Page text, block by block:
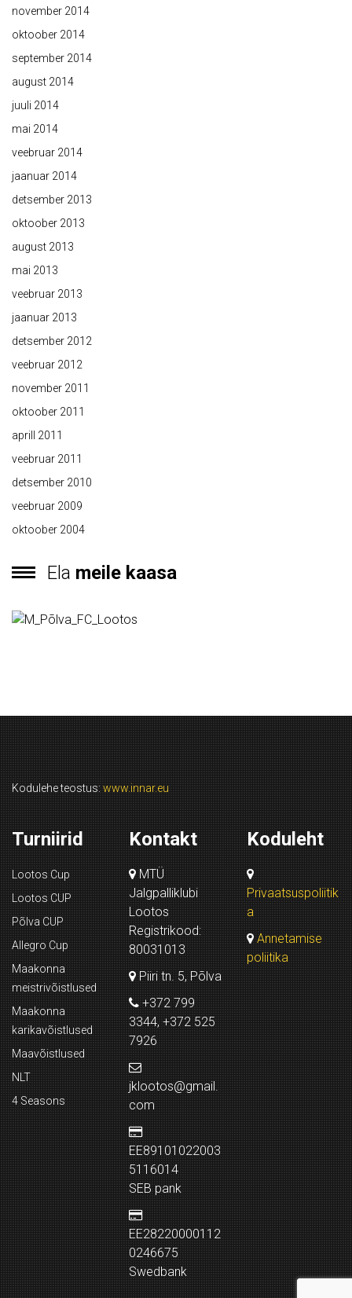
november 2014
oktoober 2014
september 2014
august 2014
juuli 2014
mai 2014
veebruar 2014
jaanuar 2014
detsember 2013
oktoober 2013
august 2013
mai 2013
veebruar 2013
jaanuar 2013
detsember 2012
veebruar 2012
november 2011
oktoober 2011
aprill 2011
veebruar 2011
detsember 2010
veebruar 2009
oktoober 2004
Ela meile kaasa
Kodulehe teostus: www.innar.eu
Turniirid
Lootos Cup
Lootos CUP
Põlva CUP
Allegro Cup
Maakonna
meistrivõistlused
Maakonna
karikavõistlused
Maavõistlused
NLT
4 Seasons
Kontakt
MTÜ
Jalgpalliklubi
Lootos
Registrikood:
80031013
Piiri tn. 5, Põlva
+372 799
3344, +372 525
7926
jklootos@gmail.
com
EE89101022003
5116014
SEB pank
EE28220000112
0246675
Swedbank
Koduleht
Privaatsuspoliitik
a
Annetamise
poliitika